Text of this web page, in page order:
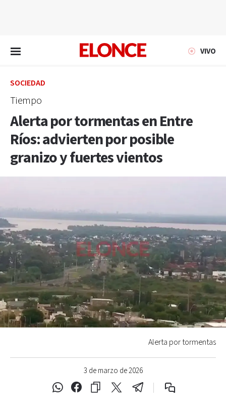
VIVO
SOCIEDAD
Tiempo
Alerta por tormentas en Entre
Ríos: advierten por posible
granizo y fuertes vientos
3 de marzo de 2026
Alerta por tormentas